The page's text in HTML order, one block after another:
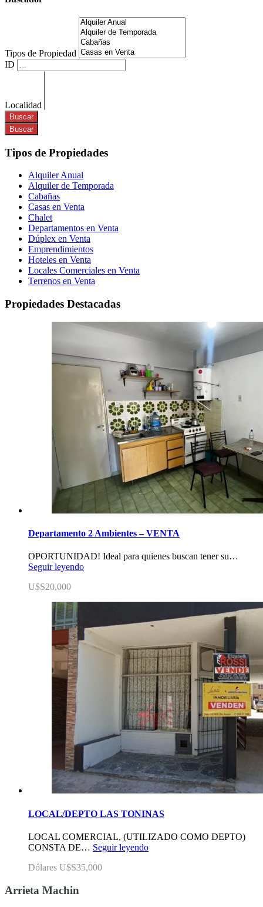
Tipos de Propiedad
ID
Localidad
Tipos de Propiedades
Alquiler Anual
Alquiler de Temporada
Cabañas
Casas en Venta
Chalet
Departamentos en Venta
Dúplex en Venta
Emprendimientos
Hoteles en Venta
Locales Comerciales en Venta
Terrenos en Venta
Propiedades Destacadas
Departamento 2 Ambientes – VENTA
OPORTUNIDAD! Ideal para quienes buscan tener su…
Seguir leyendo
U$S20,000
LOCAL/DEPTO LAS TONINAS
LOCAL COMERCIAL, (UTILIZADO COMO DEPTO)
CONSTA DE… Seguir leyendo
Dólares U$S35,000
Arrieta Machin